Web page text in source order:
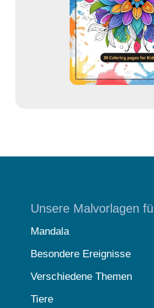
Unsere Malvorlagen
Mandala
Besondere Ereignisse
Verschiedene Themen
Tiere